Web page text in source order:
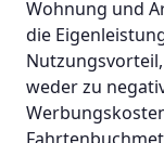
Wohnung und
die
weder zu